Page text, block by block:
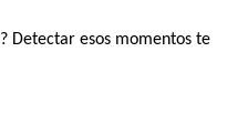
Detectar esos momentos te